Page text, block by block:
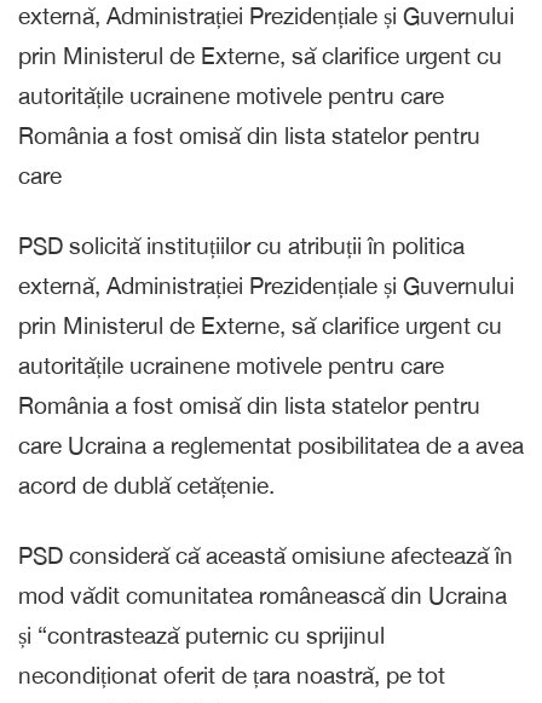
externă, Administrației Prezidențiale și Guvernului
prin Ministerul de Externe, să clarifice urgent cu
autoritățile ucrainene motivele pentru care
România a fost omisă din lista statelor pentru
care
PSD solicită instituțiilor cu atribuții în politica
externă, Administrației Prezidențiale și Guvernului
prin Ministerul de Externe, să clarifice urgent cu
autoritățile ucrainene motivele pentru care
România a fost omisă din lista statelor pentru
care Ucraina a reglementat posibilitatea de a avea
acord de dublă cetățenie.
PSD consideră că această omisiune afectează în
mod vădit comunitatea românească din Ucraina
și “contrastează puternic cu sprijinul
necondiționat oferit de țara noastră, pe tot